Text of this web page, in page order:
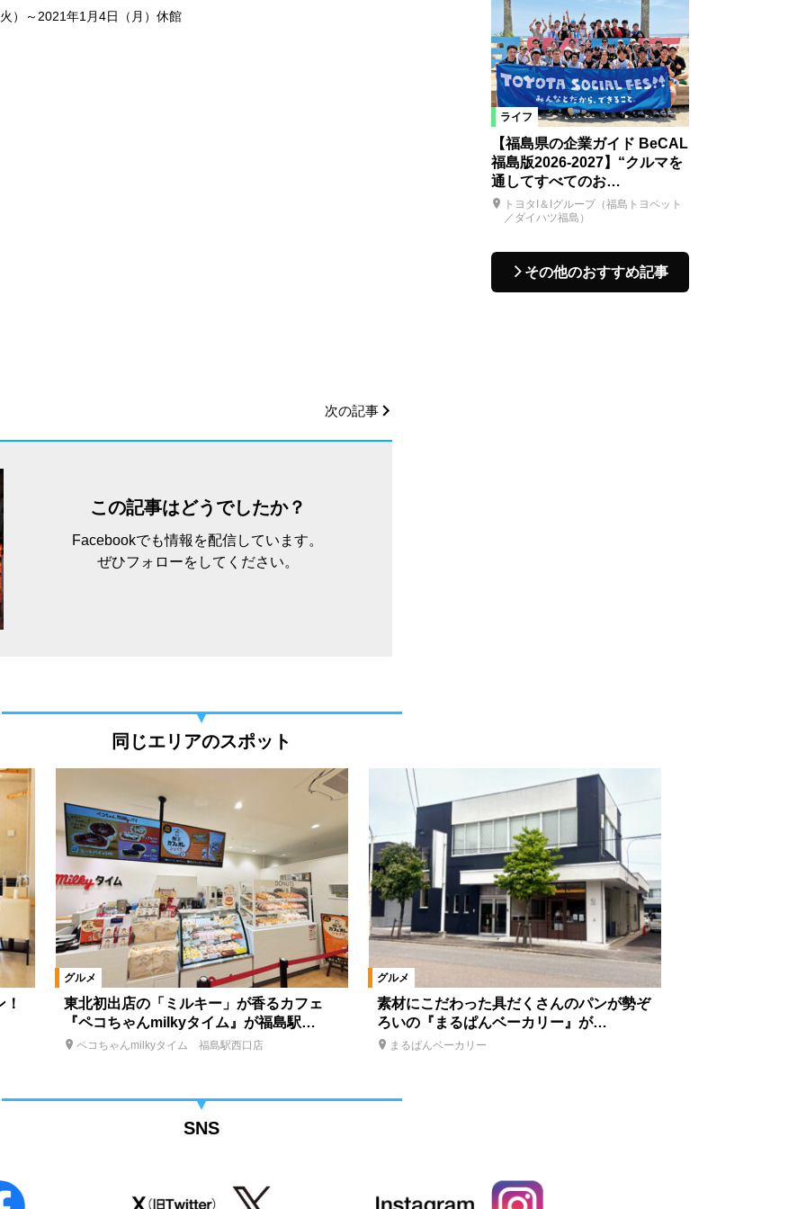
）～2021年1月4日（月）休館
次の記事
この記事はどうでしたか？
Facebookでも情報を配信しています。
ぜひフォローをしてください。
ライフ
【福島県の企業ガイド BeCAL
福島版2026-2027】“クルマを
通してすべてのお…
トヨタI＆Iグループ（福島トヨペット
／ダイハツ福島）
その他のおすすめ記事
同じエリアのスポット
グルメ
東北初出店の「ミルキー」が香るカフェ
『ペコちゃんmilkyタイム』が福島駅…
ペコちゃんmilkyタイム 福島駅西口店
グルメ
素材にこだわった具だくさんのパンが勢ぞ
ろいの『まるぱんベーカリー』が…
まるぱんベーカリー
SNS